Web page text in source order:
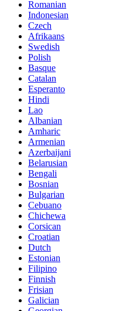
Romanian
Indonesian
Czech
Afrikaans
Swedish
Polish
Basque
Catalan
Esperanto
Hindi
Lao
Albanian
Amharic
Armenian
Azerbaijani
Belarusian
Bengali
Bosnian
Bulgarian
Cebuano
Chichewa
Corsican
Croatian
Dutch
Estonian
Filipino
Finnish
Frisian
Galician